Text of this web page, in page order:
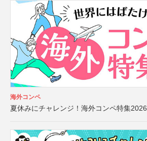
海外コンペ
夏休みにチャレンジ！海外コンペ特集2026